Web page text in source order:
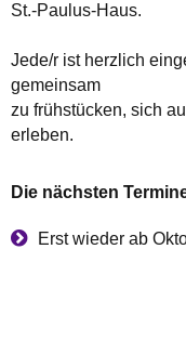
St.-Paulus-Haus.
Jede/r ist herzlich
gemeinsam
zu frühstücken, sich
erleben.
Die nächsten
Erst wieder ab